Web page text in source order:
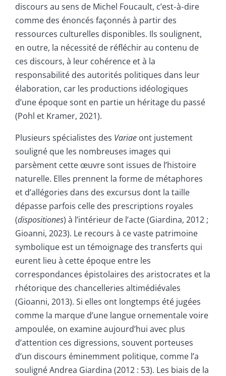
discours au sens de Michel Foucault, c’est‑à‑dire
comme des énoncés façonnés à partir des
ressources culturelles disponibles. Ils soulignent,
en outre, la nécessité de réfléchir au contenu de
ces discours, à leur cohérence et à la
responsabilité des autorités politiques dans leur
élaboration, car les productions idéologiques
d’une époque sont en partie un héritage du passé
(Pohl et Kramer, 2021).
Plusieurs spécialistes des Variae ont justement
souligné que les nombreuses images qui
parsèment cette œuvre sont issues de l’histoire
naturelle. Elles prennent la forme de métaphores
et d’allégories dans des excursus dont la taille
dépasse parfois celle des prescriptions royales
(dispositiones) à l’intérieur de l’acte (Giardina, 2012 ;
Gioanni, 2023). Le recours à ce vaste patrimoine
symbolique est un témoignage des transferts qui
eurent lieu à cette époque entre les
correspondances épistolaires des aristocrates et la
rhétorique des chancelleries altimédiévales
(Gioanni, 2013). Si elles ont longtemps été jugées
comme la marque d’une langue ornementale voire
ampoulée, on examine aujourd’hui avec plus
d’attention ces digressions, souvent porteuses
d’un discours éminemment politique, comme l’a
souligné Andrea Giardina (2012 : 53). Les biais de la